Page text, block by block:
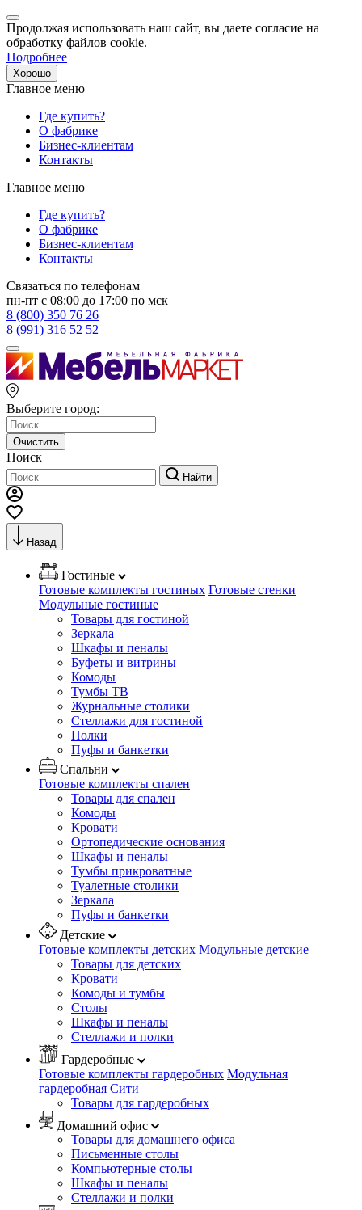
Продолжая использовать наш сайт, вы даете согласие на
обработку файлов cookie.
Подробнее
Хорошо
Главное меню
Где купить?
О фабрике
Бизнес-клиентам
Контакты
Главное меню
Где купить?
О фабрике
Бизнес-клиентам
Контакты
Связаться по телефонам
пн-пт с 08:00 до 17:00 по мск
8 (800) 350 76 26
8 (991) 316 52 52
Выберите город:
Очистить
Поиск
Найти
Назад
Гостиные
Готовые комплекты гостиных Готовые стенки
Модульные гостиные
Товары для гостиной
Зеркала
Шкафы и пеналы
Буфеты и витрины
Комоды
Тумбы ТВ
Журнальные столики
Стеллажи для гостиной
Полки
Пуфы и банкетки
Спальни
Готовые комплекты спален
Товары для спален
Комоды
Кровати
Ортопедические основания
Шкафы и пеналы
Тумбы прикроватные
Туалетные столики
Зеркала
Пуфы и банкетки
Детские
Готовые комплекты детских Модульные детские
Товары для детских
Кровати
Комоды и тумбы
Столы
Шкафы и пеналы
Стеллажи и полки
Гардеробные
Готовые комплекты гардеробных Модульная
гардеробная Сити
Товары для гардеробных
Домашний офис
Товары для домашнего офиса
Письменные столы
Компьютерные столы
Шкафы и пеналы
Стеллажи и полки